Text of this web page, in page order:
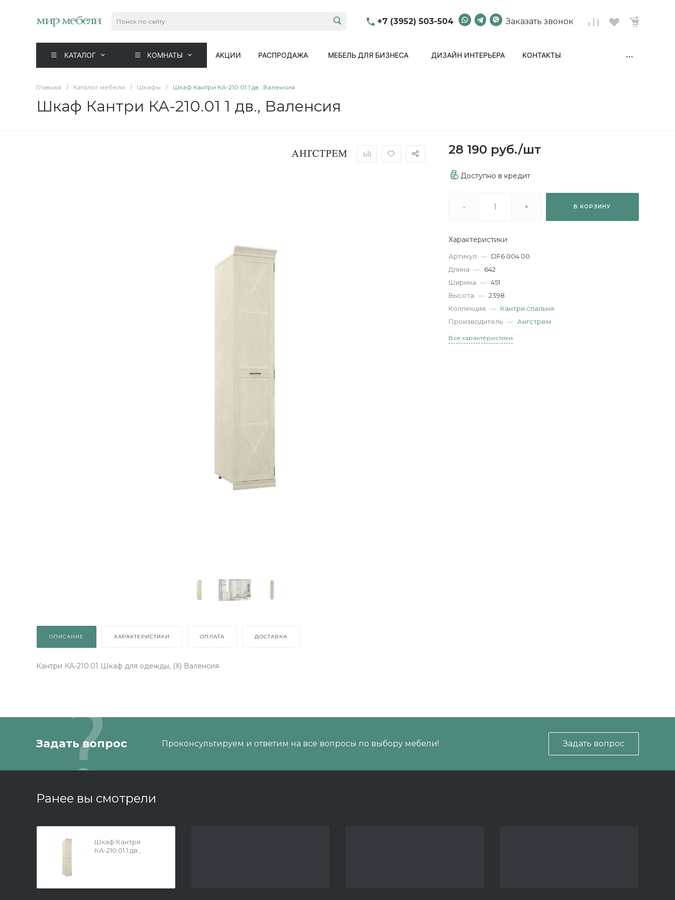
+7 (3952) 503-504 Заказать звонок
КАТАЛОГ КОМНАТЫ АКЦИИ РАСПРОДАЖА МЕБЕЛЬ ДЛЯ БИЗНЕСА ДИЗАЙН ИНТЕРЬЕРА КОНТАКТЫ ...
Главная / Каталог мебели / Шкафы / Шкаф Кантри КА-210.01 1 дв., Валенсия
Шкаф Кантри КА-210.01 1 дв., Валенсия
28 190 руб./шт
Доступно в кредит
- + В КОРЗИНУ
Характеристики
Артикул — DF6.004.00
Длина — 642
Ширина — 451
Высота — 2398
Коллекция — Кантри спальня
Производитель — Ангстрем
Все характеристики
ОПИСАНИЕ ХАРАКТЕРИСТИКИ ОПЛАТА ДОСТАВКА
Кантри КА-210.01 Шкаф для одежды, (Х) Валенсия
Задать вопрос Проконсультируем и ответим на все вопросы по выбору мебели! Задать вопрос
Ранее вы смотрели
Шкаф Кантри
КА-210.01 1 дв.,